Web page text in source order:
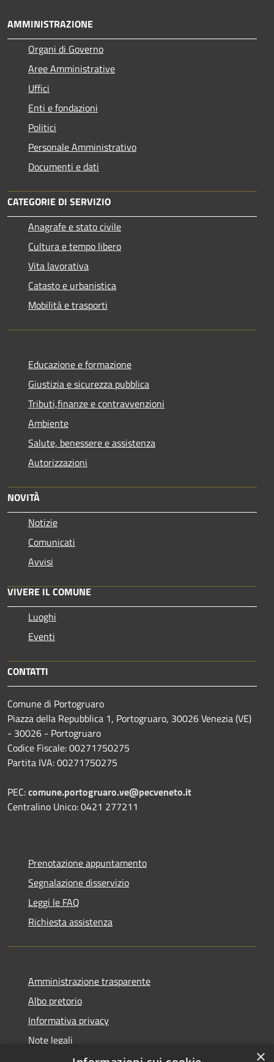
AMMINISTRAZIONE
Organi di Governo
Aree Amministrative
Uffici
Enti e fondazioni
Politici
Personale Amministrativo
Documenti e dati
CATEGORIE DI SERVIZIO
Anagrafe e stato civile
Cultura e tempo libero
Vita lavorativa
Catasto e urbanistica
Mobilità e trasporti
Educazione e formazione
Giustizia e sicurezza pubblica
Tributi,finanze e contravvenzioni
Ambiente
Salute, benessere e assistenza
Autorizzazioni
NOVITÀ
Notizie
Comunicati
Avvisi
VIVERE IL COMUNE
Luoghi
Eventi
CONTATTI
Comune di Portogruaro
Piazza della Repubblica 1, Portogruaro, 30026 Venezia (VE)
- 30026 - Portogruaro
Codice Fiscale: 00271750275
Partita IVA: 00271750275
PEC:comune.portogruaro.ve@pecveneto.it
Centralino Unico: 0421 277211
Prenotazione appuntamento
Segnalazione disservizio
Leggi le FAQ
Richiesta assistenza
Amministrazione trasparente
Albo pretorio
Informativa privacy
Note legali
×